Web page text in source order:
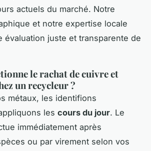
actuels du marché. Notre
et notre expertise locale
évaluation juste et transparente de
le rachat de cuivre et
un recycleur ?
métaux, les identifions
les cours du jour. Le
immédiatement après
ou par virement selon vos